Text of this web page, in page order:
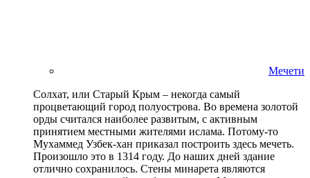
Мечети
Солхат, или Старый Крым – некогда самый
процветающий город полуострова. Во времена золотой
орды считался наиболее развитым, с активным
принятием местными жителями ислама. Потому-то
Мухаммед Узбек-хан приказал построить здесь мечеть.
Произошло это в 1314 году. До наших дней здание
отлично сохранилось. Стены минарета являются